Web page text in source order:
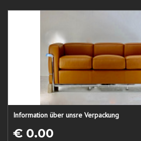
Information über unsre Verpackung
€ 0.00